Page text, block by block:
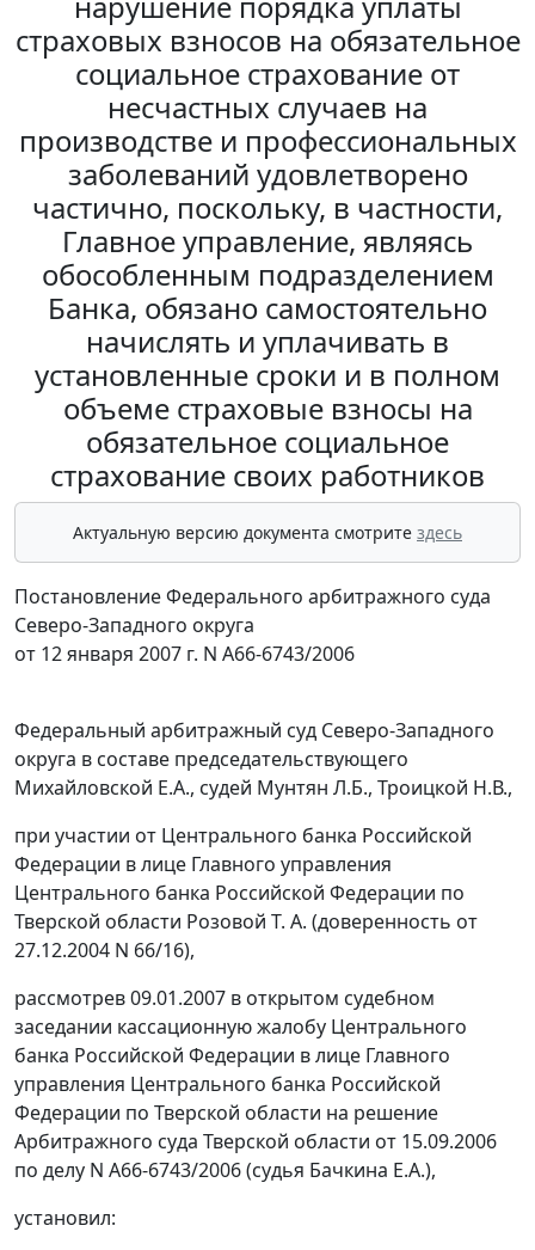
страховых взносов на обязательное
социальное страхование от
несчастных случаев на
производстве и профессиональных
заболеваний удовлетворено
частично, поскольку, в частности,
Главное управление, являясь
обособленным подразделением
Банка, обязано самостоятельно
начислять и уплачивать в
установленные сроки и в полном
объеме страховые взносы на
обязательное социальное
страхование своих работников
Актуальную версию документа смотрите здесь
Постановление Федерального арбитражного суда
Северо-Западного округа
от 12 января 2007 г. N А66-6743/2006
Федеральный арбитражный суд Северо-Западного
округа в составе председательствующего
Михайловской Е.А., судей Мунтян Л.Б., Троицкой Н.В.,
при участии от Центрального банка Российской
Федерации в лице Главного управления
Центрального банка Российской Федерации по
Тверской области Розовой Т. А. (доверенность от
27.12.2004 N 66/16),
рассмотрев 09.01.2007 в открытом судебном
заседании кассационную жалобу Центрального
банка Российской Федерации в лице Главного
управления Центрального банка Российской
Федерации по Тверской области на решение
Арбитражного суда Тверской области от 15.09.2006
по делу N А66-6743/2006 (судья Бачкина Е.А.),
установил: